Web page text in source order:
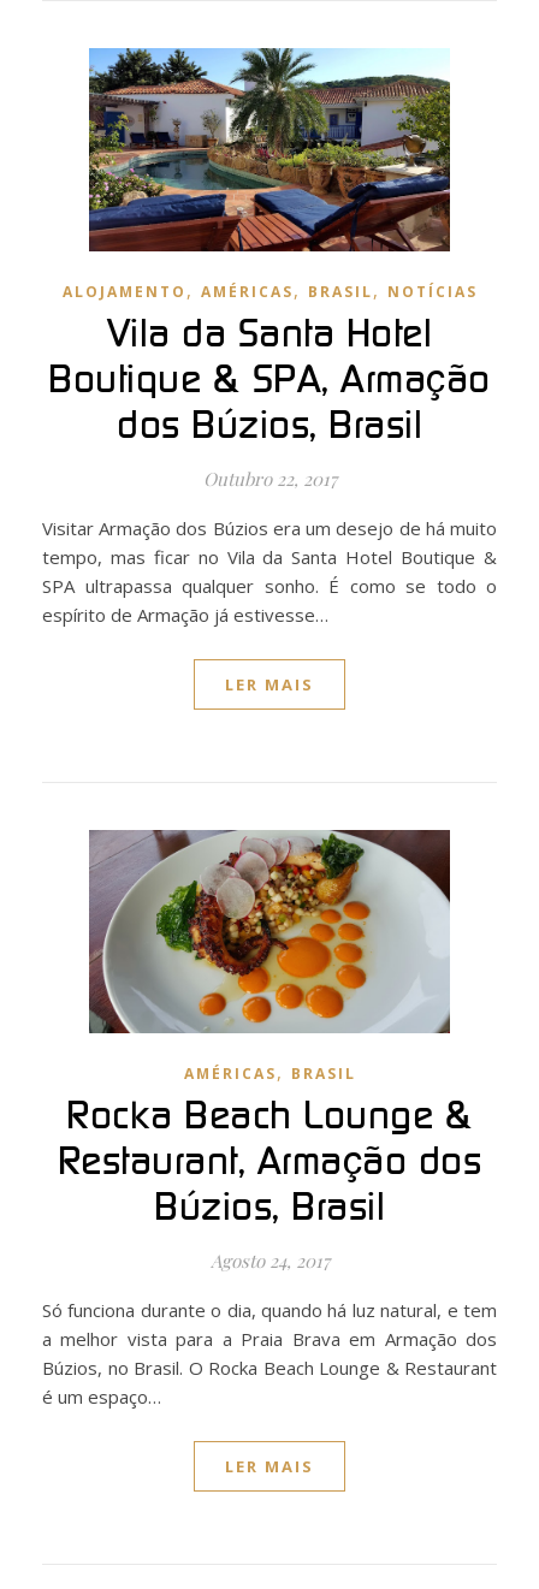
ALOJAMENTO , AMÉRICAS, BRASIL, NOTÍCIAS
Vila da Santa Hotel
Boutique & SPA, Armação
dos Búzios, Brasil
Outubro 22, 2017
Visitar Armação dos Búzios era um desejo de há muito
tempo, mas ficar no Vila da Santa Hotel Boutique &
SPA ultrapassa qualquer sonho. É como se todo o
espírito de Armação já estivesse…
LER MAIS
AMÉRICAS, BRASIL
Rocka Beach Lounge &
Restaurant, Armação dos
Búzios, Brasil
Agosto 24, 2017
Só funciona durante o dia, quando há luz natural, e tem
a melhor vista para a Praia Brava em Armação dos
Búzios, no Brasil. O Rocka Beach Lounge & Restaurant
é um espaço…
LER MAIS